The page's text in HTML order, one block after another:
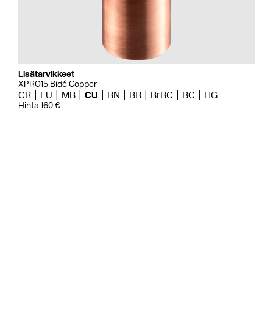
Lisätarvikkeet
XPRO15 Bidé Copper
CR LU MB CU BN BR BrBC BC HG
Hinta 160 €